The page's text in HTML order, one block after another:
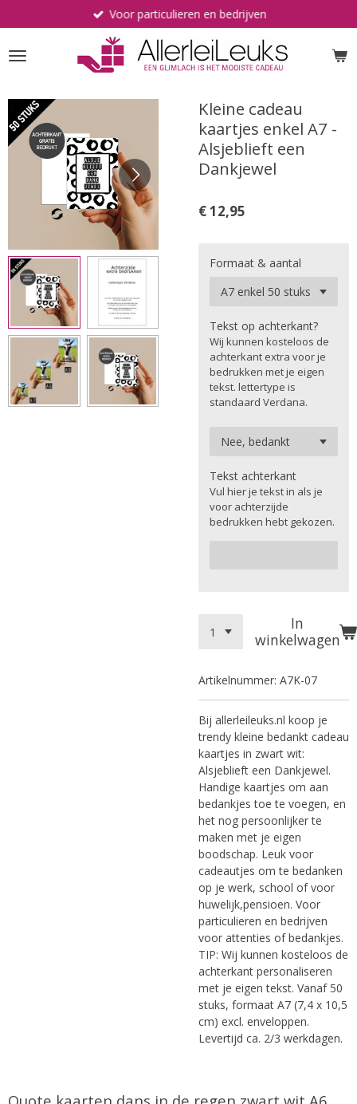
direct
naar
de
Voor particulieren en bedrijven
Kleine cadeau
kaartjes enkel A7 -
Alsjeblieft een
Dankjewel
€ 12,95
Formaat & aantal
Tekst op achterkant?
Wij kunnen kosteloos de
achterkant extra voor je
bedrukken met je eigen
tekst. lettertype is
standaard Verdana.
Tekst achterkant
Vul hier je tekst in als je
voor achterzijde
bedrukken hebt gekozen.
In
winkelwagen
Artikelnummer: A7K-07
Bij allerleileuks.nl koop je
trendy kleine bedankt cadeau
kaartjes in zwart wit:
Alsjeblieft een Dankjewel.
Handige kaartjes om aan
bedankjes toe te voegen, en
het nog persoonlijker te
maken met je eigen
boodschap. Leuk voor
cadeautjes om te bedanken
op je werk, school of voor
huwelijk,pensioen. Voor
particulieren en bedrijven
voor attenties of bedankjes.
TIP: Wij kunnen kosteloos de
achterkant personaliseren
met je eigen tekst. Vanaf 50
stuks, formaat A7 (7,4 x 10,5
cm) excl. enveloppen.
Levertijd ca. 2/3 werkdagen.